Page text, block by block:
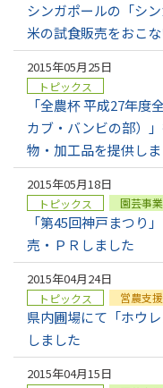
シンガポールの「シ
米の試食販売をおこ
2015年05月25日
トピックス
「全農杯 平成27年度
カブ・バンビの部）
物・加工品を提供し
2015年05月18日
トピックス 園芸事業
「第45回神戸まつり
売・ＰＲしました
2015年04月24日
トピックス 営農支
県内圃場にて「ホウ
しました
2015年04月15日